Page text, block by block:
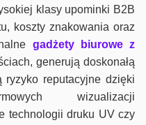
klasy upominki B2B
koszty znakowania oraz
gadżety biurowe z
generują doskonałą
reputacyjne dzięki
wizualizacji
technologii druku UV czy